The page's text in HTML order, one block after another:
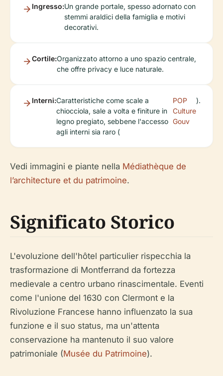
Ingresso:Un grande portale, spesso adornato con
stemmi araldici della famiglia e motivi
decorativi.
Cortile:Organizzato attorno a uno spazio centrale,
che offre privacy e luce naturale.
Interni:Caratteristiche come scale a
chiocciola, sale a volta e finiture in
legno pregiato, sebbene l'accesso
agli interni sia raro (
POP
Culture
Gouv
).
Vedi immagini e piante nella Médiathèque de
l’architecture et du patrimoine.
Significato Storico
L'evoluzione dell'hôtel particulier rispecchia la
trasformazione di Montferrand da fortezza
medievale a centro urbano rinascimentale. Eventi
come l'unione del 1630 con Clermont e la
Rivoluzione Francese hanno influenzato la sua
funzione e il suo status, ma un'attenta
conservazione ha mantenuto il suo valore
patrimoniale (Musée du Patrimoine).